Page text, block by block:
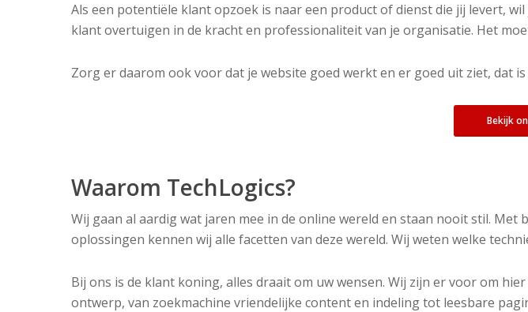
Als een potentiële klant opzoek is naar een product of dienst die jij levert,
klant overtuigen in de kracht en professionaliteit van je organisatie. Het
Zorg er daarom ook voor dat je website goed werkt en er goed uit ziet, dat
Bekijk
Waarom TechLogics?
Wij gaan al aardig wat jaren mee in de online wereld en staan nooit stil.
oplossingen kennen wij alle facetten van deze wereld. Wij weten welke
Bij ons is de klant koning, alles draait om uw wensen. Wij zijn er voor om
ontwerp, van zoekmachine vriendelijke content en indeling tot leesbare